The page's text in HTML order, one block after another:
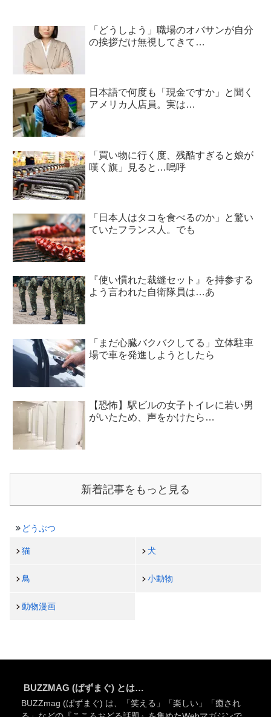
「どうしよう」職場のオバサンが自分
の挨拶だけ無視してきて…
日本語で何度も「現金ですか」と聞く
アメリカ人店員。実は…
「買い物に行く度、残酷すぎると娘が
嘆く旗」見ると…嗚呼
「日本人はタコを食べるのか」と驚い
ていたフランス人。でも
『使い慣れた裁縫セット』を持参する
よう言われた自衛隊員は…あ
「まだ心臓バクバクしてる」立体駐車
場で車を発進しようとしたら
【恐怖】駅ビルの女子トイレに若い男
がいたため、声をかけたら…
新着記事をもっと見る
どうぶつ
猫 犬
鳥 小動物
動物漫画
BUZZMAG (ばずまぐ) とは…
BUZZmag (ばずまぐ) は、「笑える」「楽しい」「癒され